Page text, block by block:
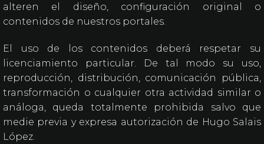
alteren el diseño, configuración original o
contenidos de nuestros portales.
El uso de los contenidos deberá respetar su
licenciamiento particular. De tal modo su uso,
reproducción, distribución, comunicación pública,
transformación o cualquier otra actividad similar o
análoga, queda totalmente prohibida salvo que
medie previa y expresa autorización de Hugo Salais
López.